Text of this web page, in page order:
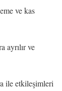
ve kas
ayrılır ve
ile etkileşimleri